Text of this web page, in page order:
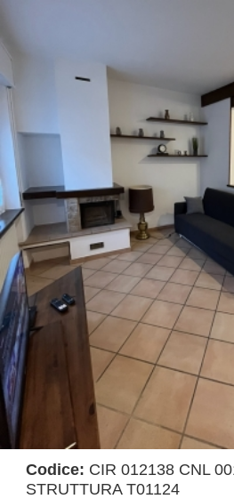
Codice: CIR 012138 CNL
STRUTTURA T01124